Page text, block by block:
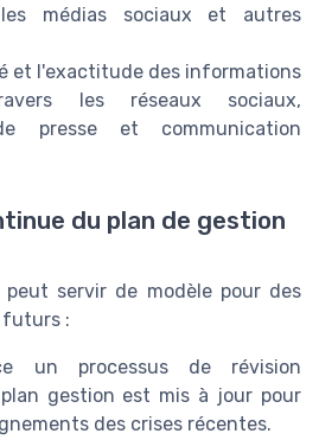
médias sociaux et autres
et l'exactitude des informations
les réseaux sociaux,
presse et communication
du plan de gestion
peut servir de modèle pour des
futurs :
un processus de révision
gestion est mis à jour pour
des crises récentes.